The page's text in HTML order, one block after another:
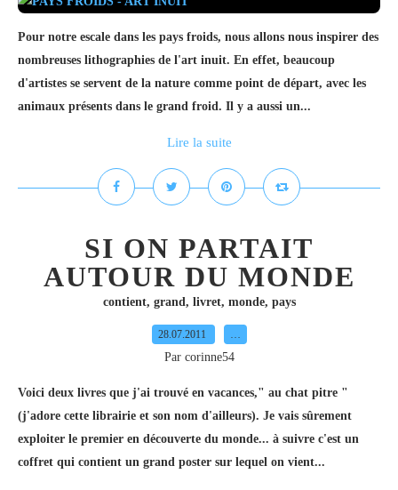
Pour notre escale dans les pays froids, nous allons nous inspirer des
nombreuses lithographies de l'art inuit. En effet, beaucoup
d'artistes se servent de la nature comme point de départ, avec les
animaux présents dans le grand froid. Il y a aussi un...
Lire la suite
SI ON PARTAIT
AUTOUR DU MONDE
contient, grand, livret, monde, pays
28.07.2011 …
Par corinne54
Voici deux livres que j'ai trouvé en vacances," au chat pitre "
(j'adore cette librairie et son nom d'ailleurs). Je vais sûrement
exploiter le premier en découverte du monde... à suivre c'est un
coffret qui contient un grand poster sur lequel on vient...